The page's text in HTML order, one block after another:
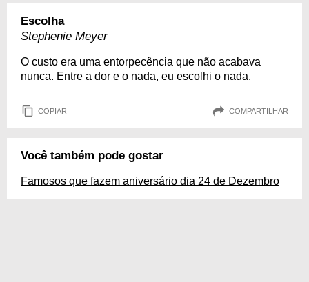
Escolha
Stephenie Meyer
O custo era uma entorpecência que não acabava
nunca. Entre a dor e o nada, eu escolhi o nada.
COPIAR COMPARTILHAR
Você também pode gostar
Famosos que fazem aniversário dia 24 de Dezembro